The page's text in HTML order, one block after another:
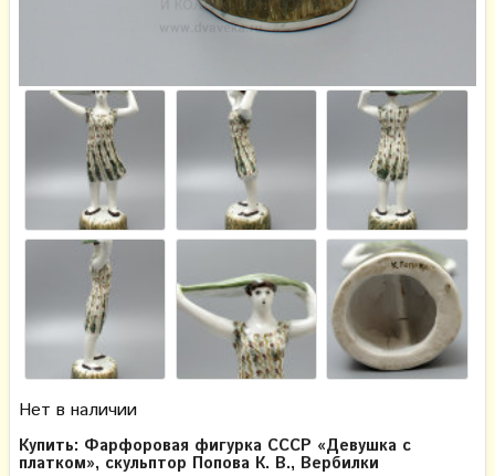
Нет в наличии
Купить: Фарфоровая фигурка СССР «Девушка с
платком», скульптор Попова К. В., Вербилки